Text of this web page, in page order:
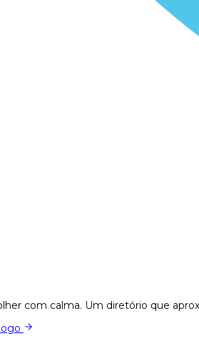
com calma. Um diretório que